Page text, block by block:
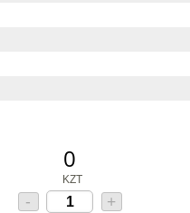
0
KZT
- +